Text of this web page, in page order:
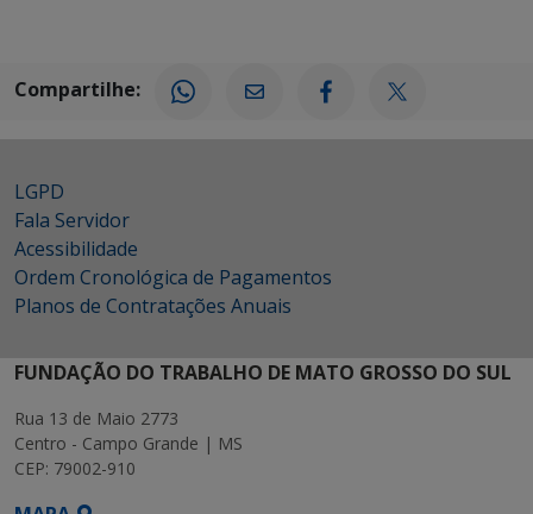
Compartilhe:
LGPD
Fala Servidor
Acessibilidade
Ordem Cronológica de Pagamentos
Planos de Contratações Anuais
FUNDAÇÃO DO TRABALHO DE MATO GROSSO DO SUL
Rua 13 de Maio 2773
Centro - Campo Grande | MS
CEP: 79002-910